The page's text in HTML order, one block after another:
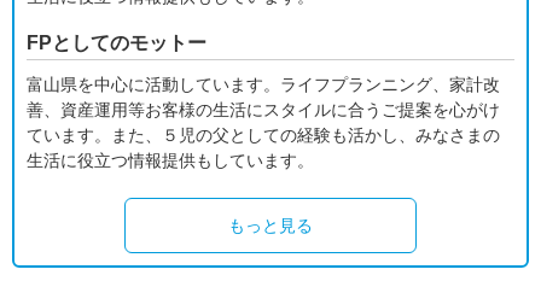
FPとしてのモットー
富山県を中心に活動しています。ライフプランニング、家計改
善、資産運用等お客様の生活にスタイルに合うご提案を心がけ
ています。また、５児の父としての経験も活かし、みなさまの
生活に役立つ情報提供もしています。
もっと見る